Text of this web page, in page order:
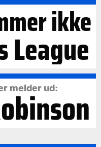
ikke
League
melder ud: